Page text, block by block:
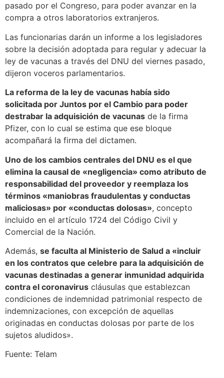
pasado por el Congreso, para poder avanzar en la
compra a otros laboratorios extranjeros.
Las funcionarias darán un informe a los legisladores
sobre la decisión adoptada para regular y adecuar la
ley de vacunas a través del DNU del viernes pasado,
dijeron voceros parlamentarios.
La reforma de la ley de vacunas había sido
solicitada por Juntos por el Cambio para poder
destrabar la adquisición de vacunas de la firma
Pfizer, con lo cual se estima que ese bloque
acompañará la firma del dictamen.
Uno de los cambios centrales del DNU es el que
elimina la causal de «negligencia» como atributo de
responsabilidad del proveedor y reemplaza los
términos «maniobras fraudulentas y conductas
maliciosas» por «conductas dolosas», concepto
incluido en el artículo 1724 del Código Civil y
Comercial de la Nación.
Además, se faculta al Ministerio de Salud a «incluir
en los contratos que celebre para la adquisición de
vacunas destinadas a generar inmunidad adquirida
contra el coronavirus cláusulas que establezcan
condiciones de indemnidad patrimonial respecto de
indemnizaciones, con excepción de aquellas
originadas en conductas dolosas por parte de los
sujetos aludidos».
Fuente: Telam